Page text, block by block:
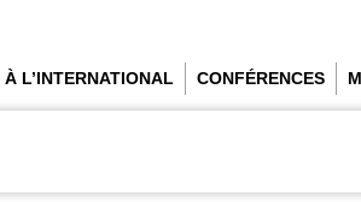
À L’INTERNATIONAL CONFÉRENCES